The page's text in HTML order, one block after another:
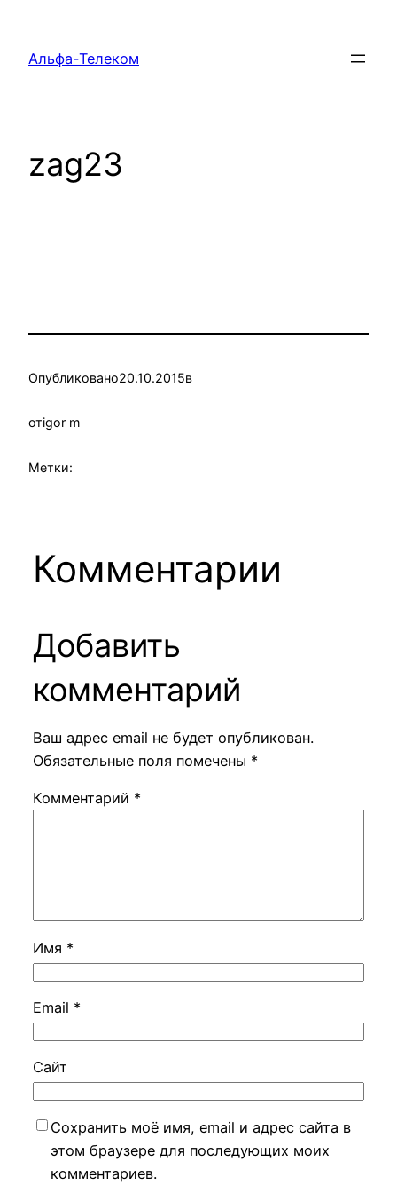
содержимому
Альфа-Телеком
zag23
Опубликовано20.10.2015в
отigor m
Метки:
Комментарии
Добавить
комментарий
Ваш адрес email не будет опубликован.
Обязательные поля помечены *
Комментарий *
Имя *
Email *
Сайт
Сохранить моё имя, email и адрес сайта в
этом браузере для последующих моих
комментариев.